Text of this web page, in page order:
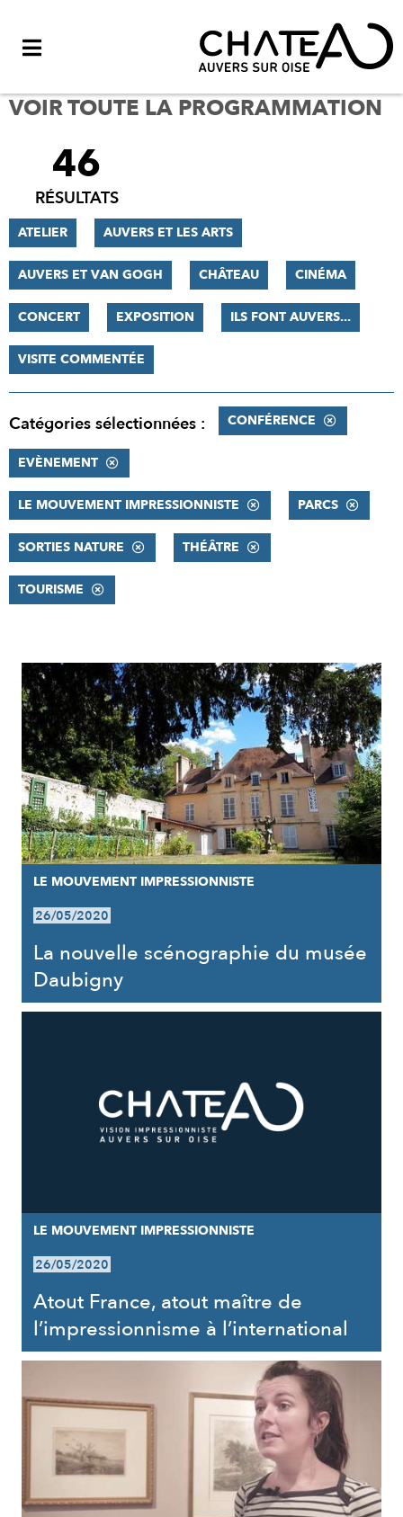
VOIR TOUTE LA PROGRAMMATION
FILTRER
RÉSULTATS
46
RÉSULTATS
ATELIER AUVERS ET LES ARTS
AUVERS ET VAN GOGH CHÂTEAU CINÉMA
CONCERT EXPOSITION ILS FONT AUVERS...
VISITE COMMENTÉE
Catégories sélectionnées : CONFÉRENCE
EVÈNEMENT
LE MOUVEMENT IMPRESSIONNISTE PARCS
SORTIES NATURE THÉÂTRE
TOURISME
RÉSULTATS
LE MOUVEMENT IMPRESSIONNISTE
26/05/2020
La nouvelle scénographie du musée
Daubigny
LE MOUVEMENT IMPRESSIONNISTE
26/05/2020
Atout France, atout maître de
l’impressionnisme à l’international